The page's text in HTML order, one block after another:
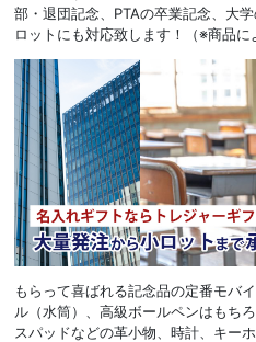
部・退団記念、PTAの卒業記念、大
ロットにも対応致します！（※商品に
もらって喜ばれる記念品の定番モバ
ル（水筒）、高級ボールペンはもち
スパッドなどの革小物、時計、キー